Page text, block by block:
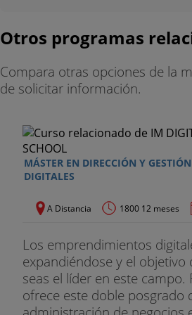
- Encaja en el entorno VUCA y
- Adapta y domina la
- Aplica la inteligencia artificial
Perfeccionamiento y
- La matriz DAFO
- El análisis CAME
- Los objetivos SMART
- El Business Model Canvas
- El océano azul
Otros programas
Compara otras opciones de la
de solicitar información.
MÁSTER EN DIRECCIÓN Y
DIGITALES
A Distancia 1800 12 meses
Los emprendimientos
expandiéndose y el objetivo
seas el líder en este campo.
ofrece este doble posgrado